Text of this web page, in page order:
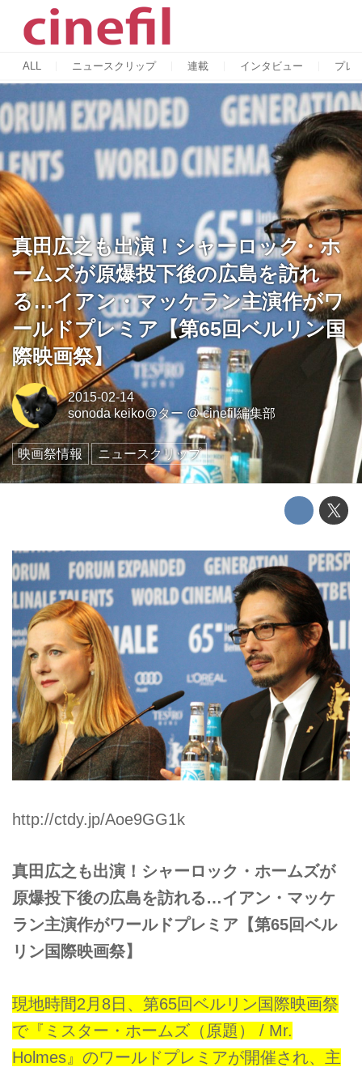
ALL ニュースクリップ 連載 インタビュー プレ
真田広之も出演！シャーロック・ホ
ームズが原爆投下後の広島を訪れ
る…イアン・マッケラン主演作がワ
ールドプレミア【第65回ベルリン国
際映画祭】
2015-02-14
sonoda keiko@ター @cinefil編集部
映画祭情報 ニュースクリップ
http://ctdy.jp/Aoe9GG1k
真田広之も出演！シャーロック・ホームズが
原爆投下後の広島を訪れる…イアン・マッケ
ラン主演作がワールドプレミア【第65回ベル
リン国際映画祭】
現地時間2月8日、第65回ベルリン国際映画祭
で『ミスター・ホームズ（原題） / Mr.
Holmes』のワールドプレミアが開催され、主